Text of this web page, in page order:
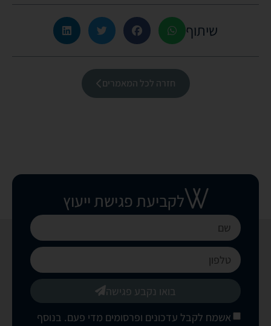
שיתוף
חזרה לכל המאמרים
לקביעת פגישת ייעוץ
אשמח לקבל עדכונים ופרסומים מדי פעם. בנוסף
בואו נקבע פגישה